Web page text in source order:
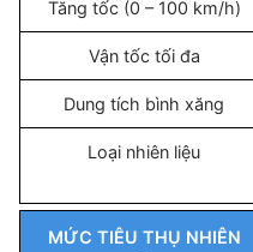
Tăng tốc (0 – 100 km/h)
Vận tốc tối đa
Dung tích bình xăng
Loại nhiên liệu
MỨC TIÊU THỤ NHIÊN